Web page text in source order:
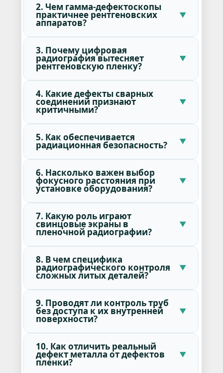
2. Чем гамма-дефектоскопы
практичнее рентгеновских
аппаратов?
3. Почему цифровая
радиография вытесняет
рентгеновскую пленку?
4. Какие дефекты сварных
соединений признают
критичными?
5. Как обеспечивается
радиационная безопасность?
6. Насколько важен выбор
фокусного расстояния при
установке оборудования?
7. Какую роль играют
свинцовые экраны в
пленочной радиографии?
8. В чем специфика
радиографического контроля
сложных литых деталей?
9. Проводят ли контроль труб
без доступа к их внутренней
поверхности?
10. Как отличить реальный
дефект металла от дефектов
пленки?